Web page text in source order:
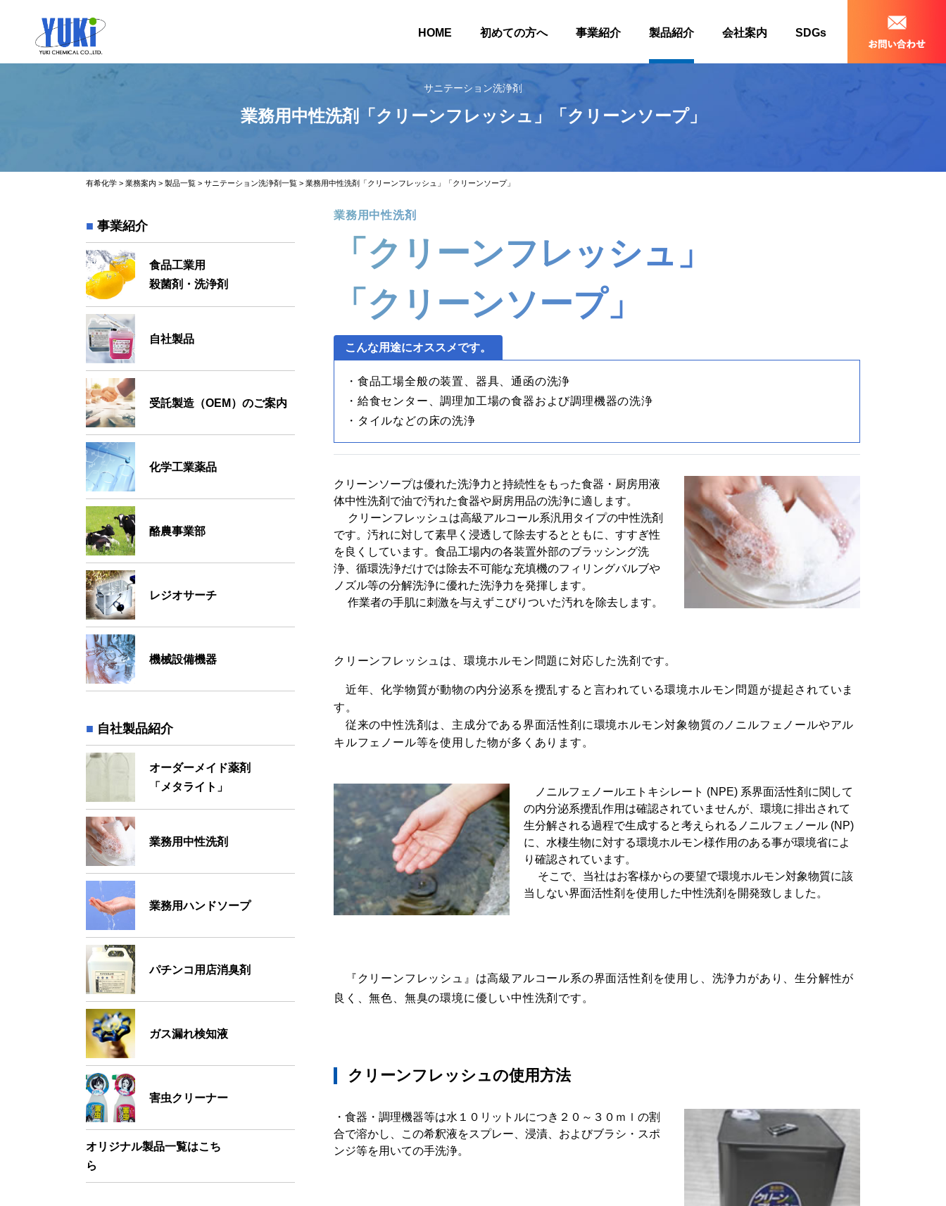
HOME 初めての方へ 事業紹介 製品紹介 会社案内 SDGs
サニテーション洗浄剤
業務用中性洗剤「クリーンフレッシュ」「クリーンソープ」
有希化学 > 業務案内 > 製品一覧 > サニテーション洗浄剤一覧 > 業務用中性洗剤「クリーンフレッシュ」「クリーンソープ」
業務用中性洗剤
「クリーンフレッシュ」
「クリーンソープ」
こんな用途にオススメです。
・食品工場全般の装置、器具、通函の洗浄
・給食センター、調理加工場の食器および調理機器の洗浄
・タイルなどの床の洗浄
クリーンソープは優れた洗浄力と持続性をもった食器・厨房用液
体中性洗剤で油で汚れた食器や厨房用品の洗浄に適します。
クリーンフレッシュは高級アルコール系汎用タイプの中性洗剤
です。汚れに対して素早く浸透して除去するとともに、すすぎ性
を良くしています。食品工場内の各装置外部のブラッシング洗
浄、循環洗浄だけでは除去不可能な充填機のフィリングバルブや
ノズル等の分解洗浄に優れた洗浄力を発揮します。
作業者の手肌に刺激を与えずこびりついた汚れを除去します。
クリーンフレッシュは、環境ホルモン問題に対応した洗剤です。
近年、化学物質が動物の内分泌系を攪乱すると言われている環境ホルモン問題が提起されていま
す。
従来の中性洗剤は、主成分である界面活性剤に環境ホルモン対象物質のノニルフェノールやアル
キルフェノール等を使用した物が多くあります。
ノニルフェノールエトキシレート (NPE) 系界面活性剤に関して
の内分泌系攪乱作用は確認されていませんが、環境に排出されて
生分解される過程で生成すると考えられるノニルフェノール (NP)
に、水棲生物に対する環境ホルモン様作用のある事が環境省によ
り確認されています。
そこで、当社はお客様からの要望で環境ホルモン対象物質に該
当しない界面活性剤を使用した中性洗剤を開発致しました。
『クリーンフレッシュ』は高級アルコール系の界面活性剤を使用し、洗浄力があり、生分解性が
良く、無色、無臭の環境に優しい中性洗剤です。
クリーンフレッシュの使用方法
・食器・調理機器等は水１０リットルにつき２０～３０ｍｌの割
合で溶かし、この希釈液をスプレー、浸漬、およびブラシ・スポ
ンジ等を用いての手洗浄。
事業紹介
食品工業用
殺菌剤・洗浄剤
自社製品
受託製造（OEM）のご案内
化学工業薬品
酪農事業部
レジオサーチ
機械設備機器
自社製品紹介
オーダーメイド薬剤
「メタライト」
業務用中性洗剤
業務用ハンドソープ
パチンコ用店消臭剤
ガス漏れ検知液
害虫クリーナー
オリジナル製品一覧はこち
ら